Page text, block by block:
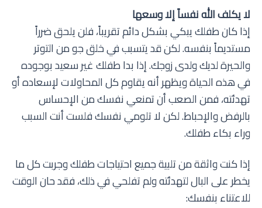
لا يكلف الله نفساً إلا وسعها
إذا كان طفلك يبكي بشكل دائم تقريباً، فلن يلحق ضرراً
مستديماً بنفسه. لكن قد يتسبب في خلق جو من التوتر
والحيرة لديك ولدى زوجك. إذا بدا طفلك غير سعيد بوجوده
في هذه الحياة ويظهر أنه يقاوم كل المحاولات لإسعاده أو
تهدئته، فمن الصعب أن تمنعي نفسك من الإحساس
بالرفض والإحباط. لكن لا تلومي نفسك فلست أنت السبب
وراء بكاء طفلك.
إذا كنت واثقة من تلبية جميع احتياجات طفلك وجربت كل ما
يخطر على البال لتهدئته ولم تفلحي في ذلك، فقد حان الوقت
للاعتناء بنفسك: